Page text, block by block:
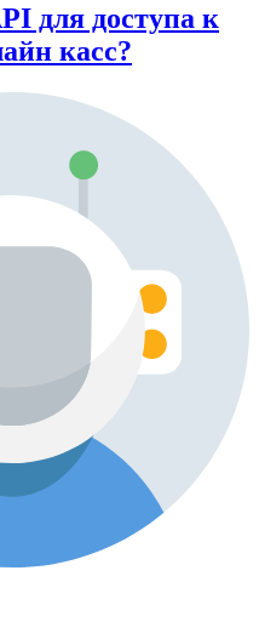
для доступа к
касс?